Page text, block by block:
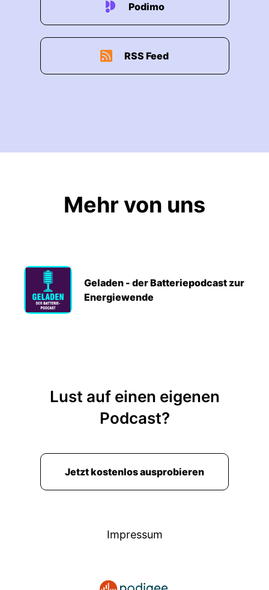
Podimo
RSS Feed
Mehr von uns
Geladen - der Batteriepodcast zur
Energiewende
Lust auf einen eigenen
Podcast?
Jetzt kostenlos ausprobieren
Impressum